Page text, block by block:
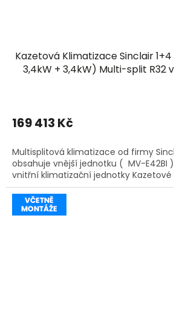
Kazetová Klimatizace Sinclair
3,4kW + 3,4kW) Multi-split R32
169 413 Kč
Multisplitová klimatizace od firmy
obsahuje vnější jednotku ( MV-E42BI
vnitřní klimatizační jednotky Kazetové